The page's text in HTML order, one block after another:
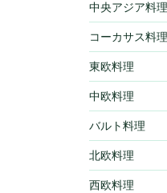
中央アジア料理
コーカサス料理
東欧料理
中欧料理
バルト料理
北欧料理
西欧料理